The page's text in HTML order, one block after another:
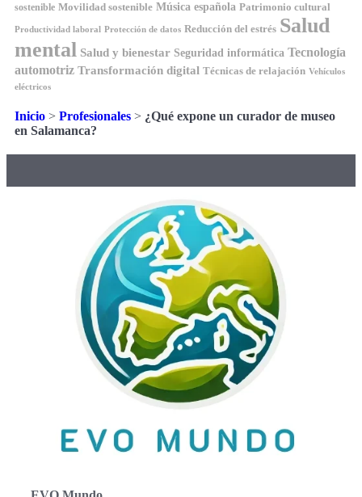
sostenible Movilidad sostenible Música española Patrimonio cultural
Productividad laboral Protección de datos Reducción del estrés Salud
mental Salud y bienestar Seguridad informática Tecnología
automotriz Transformación digital Técnicas de relajación Vehículos
eléctricos
Inicio > Profesionales > ¿Qué expone un curador de museo
en Salamanca?